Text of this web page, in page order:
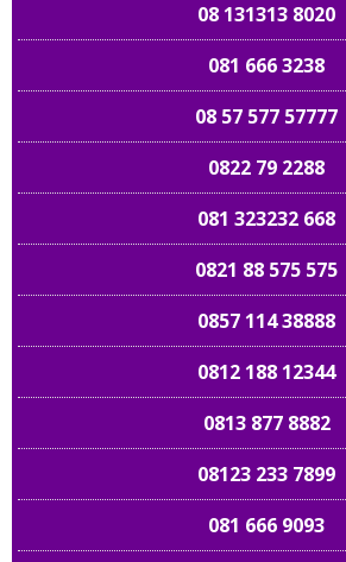
08 131313 8020
081 666 3238
08 57 577 57777
0822 79 2288
081 323232 668
0821 88 575 575
0857 114 38888
0812 188 12344
0813 877 8882
08123 233 7899
081 666 9093